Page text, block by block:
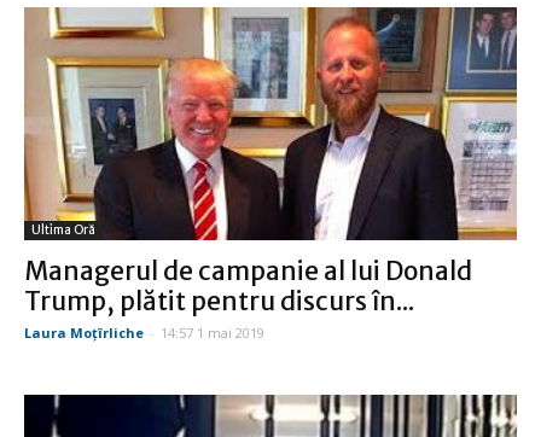
Ultima Oră
Managerul de campanie al lui Donald
Trump, plătit pentru discurs în...
Laura Moţîrliche - 14:57 1 mai 2019